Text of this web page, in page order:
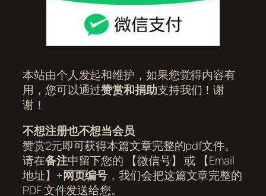
本站由个人发起和维护，如果您觉得内容有
用，您可以通过赞赏和捐助支持我们！谢
谢！
不想注册也不想当会员
赞赏2元即可获得本篇文章完整的pdf文件。
请在备注中留下您的 【微信号】 或 【Email
地址】+网页编号 ，我们会把这篇文章完整的
PDF 文件发送给您。